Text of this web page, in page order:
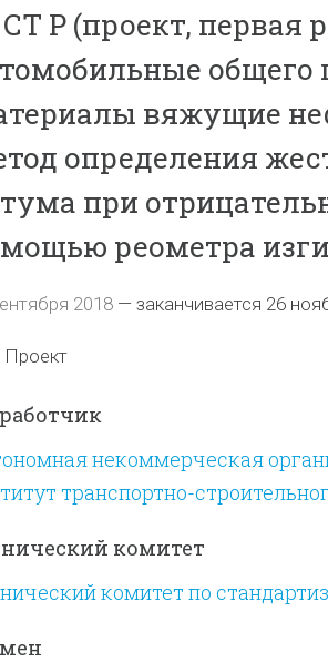
Р (проект, первая
общего
вяжущие
определения
при
реометра
2018— заканчивается 26
некоммерческая
транспортно-
комитет
комитет по